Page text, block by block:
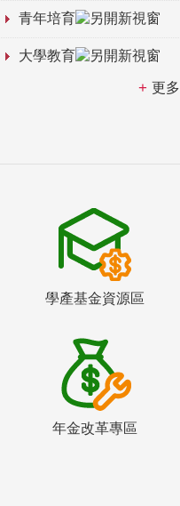
青年培育
大學教育
更多
學產基金資源區
年金改革專區